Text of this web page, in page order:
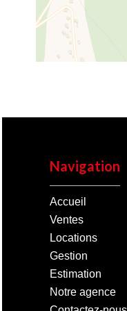
Navigation
Accueil
Ventes
Locations
Gestion
Estimation
Notre agence